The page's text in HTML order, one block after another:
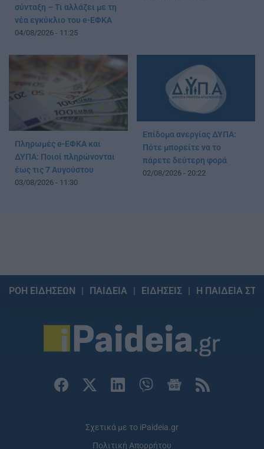
σύνταξη – Τι αλλάζει με τη
νέα εγκύκλιο του e-ΕΦΚΑ
04/08/2026 - 11:25
Πληρωμές e-ΕΦΚΑ και
ΔΥΠΑ: Ποιοί πληρώνονται
έως τις 7 Αυγούστου
03/08/2026 - 11:30
Επίδομα ανεργίας ΔΥΠΑ:
Πότε μπορείτε να το
πάρετε δεύτερη φορά
02/08/2026 - 20:22
ΡΟΗ ΕΙΔΗΣΕΩΝ ΠΑΙΔΕΙΑ ΕΙΔΗΣΕΙΣ Η ΠΑΙΔΕΙΑ
Σχετικά με το iPaideia.gr
Πολιτική Απορρήτου